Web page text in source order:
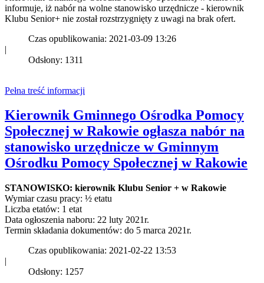
informuje, iż nabór na wolne stanowisko urzędnicze - kierownik
Klubu Senior+ nie został rozstrzygnięty z uwagi na brak ofert.
Czas opublikowania: 2021-03-09 13:26
|
Odsłony: 1311
Pełna treść informacji
Kierownik Gminnego Ośrodka Pomocy
Społecznej w Rakowie ogłasza nabór na
stanowisko urzędnicze w Gminnym
Ośrodku Pomocy Społecznej w Rakowie
STANOWISKO: kierownik Klubu Senior + w Rakowie
Wymiar czasu pracy: ½ etatu
Liczba etatów: 1 etat
Data ogłoszenia naboru: 22 luty 2021r.
Termin składania dokumentów: do 5 marca 2021r.
Czas opublikowania: 2021-02-22 13:53
|
Odsłony: 1257